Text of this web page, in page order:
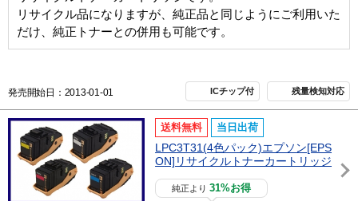
リサイクル品になりますが、純正品と同じようにご利用いた
だけ、純正トナーとの併用も可能です。
発売開始日：2013-01-01 ICチップ付 残量検知対応
送料無料 当日出荷
LPC3T31(4色パック)エプソン[EPS
ON]リサイクルトナーカートリッジ
純正より31%お得